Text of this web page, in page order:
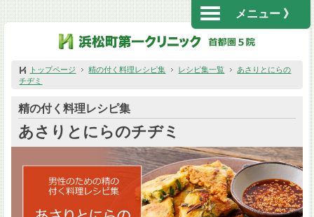
メニュー 》
トップページ 精の付く料理レシピ集 レシピ集一覧
あさりとにらの
チヂミ
精の付く料理レシピ集
あさりとにらのチヂミ